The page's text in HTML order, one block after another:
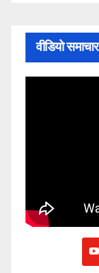
वीडियो समाचार